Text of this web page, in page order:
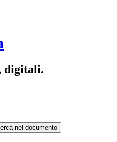
digitali.
nel documento